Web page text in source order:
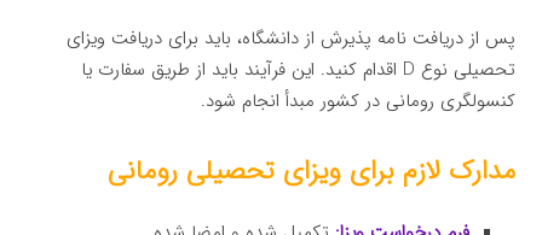
پس از دریافت نامه پذیرش از دانشگاه، باید برای دریافت ویزای
تحصیلی نوع D اقدام کنید. این فرآیند باید از طریق سفارت یا
کنسولگری رومانی در کشور مبدأ انجام شود.
مدارک لازم برای ویزای تحصیلی رومانی